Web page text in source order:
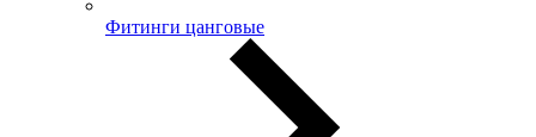
Фитинги цанговые